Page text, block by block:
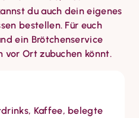
du auch dein eigenes
bestellen. Für euch
ein Brötchenservice
vor Ort zubuchen könnt.
Kaffee, belegte